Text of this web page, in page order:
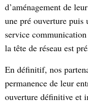
d’aménagement de
une pré ouverture puis
service
la tête de réseau est
En définitif, nos
permanence de leur
ouverture définitive et